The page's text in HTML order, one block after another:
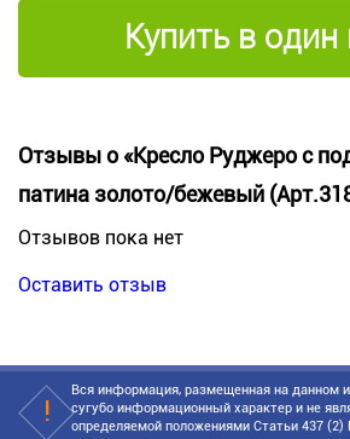
Купить в один
Отзывы о «Кресло Руджеро с
патина золото/бежевый
Отзывов пока нет
Оставить отзыв
Вся информация, размещенная на данном
сугубо информационный характер и не
определяемой положениями Статьи 437 (2)